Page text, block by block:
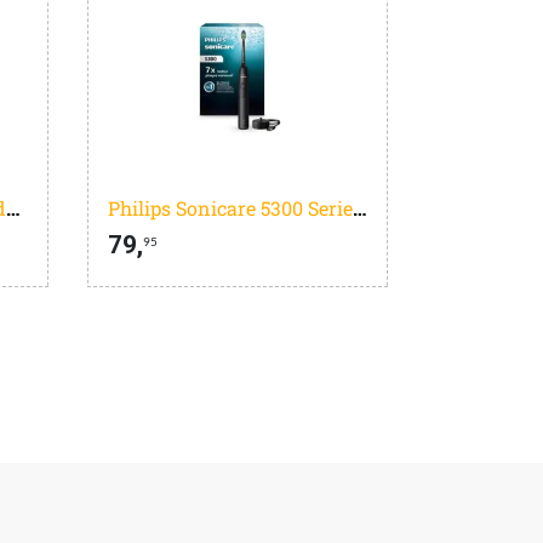
Philips Sonicare DiamondClean 9000 HX3886/43 + Power Flosser Zwart Philips Sonicare 5300 Series - Elektrische Tandenborstel - Zwart - Wittere tanden - HX7101/01
79,95